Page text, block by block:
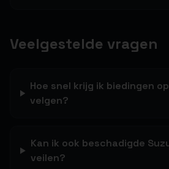
Veelgestelde vragen
Hoe snel krijg ik biedingen
velgen?
Kan ik ook beschadigde
veilen?